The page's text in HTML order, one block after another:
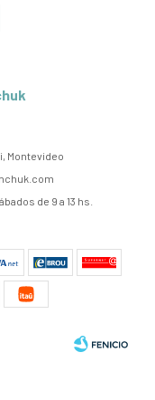
Montevideo
de 9 a 13 hs.